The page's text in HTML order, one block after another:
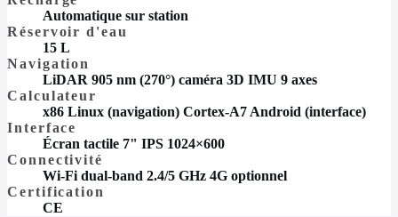
Automatique sur station
Réservoir d'eau
15 L
Navigation
LiDAR 905 nm (270°) caméra 3D IMU 9 axes
Calculateur
x86 Linux (navigation) Cortex-A7 Android (interface)
Interface
Écran tactile 7" IPS 1024×600
Connectivité
Wi-Fi dual-band 2.4/5 GHz 4G optionnel
Certification
CE